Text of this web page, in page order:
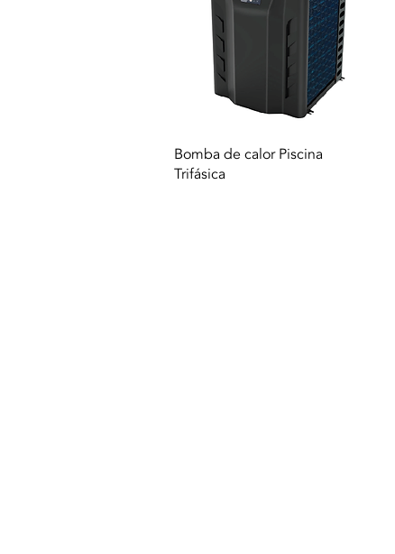
Aperçu rapide
Bomba de calor Piscina
Trifásica